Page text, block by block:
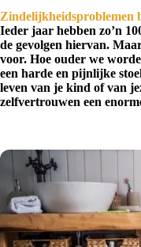
Zindelijkheidsproblemen
Ieder jaar hebben zo’n
de gevolgen hiervan.
voor. Hoe ouder we
een harde en pijnlijke
leven van je kind of van
zelfvertrouwen een